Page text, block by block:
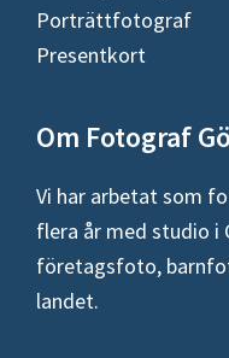
Porträttfotograf
Presentkort
Om Fotograf
Vi har arbetat som
flera år med studio
företagsfoto,
landet.